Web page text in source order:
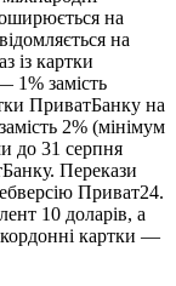
на
на
із картки
1% замість
ПриватБанку на
2% (мінімум
до 31 серпня
Перекази
Приват24.
10 доларів, а
картки —